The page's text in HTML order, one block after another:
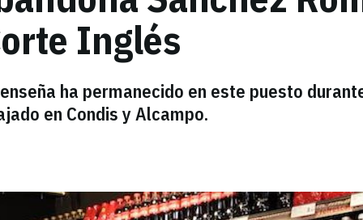
Inglés
ha permanecido en este puesto
en Condis y Alcampo.